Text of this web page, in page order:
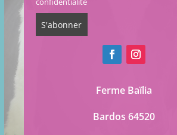
confidentialité
Ferme Baïlia
Bardos 64520